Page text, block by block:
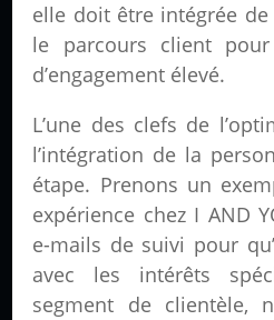
elle doit être intégrée
le parcours client
d’engagement élevé.
L’une des clefs de
l’intégration de la
étape. Prenons un
expérience chez I AND
e-mails de suivi pour
avec les intérêts
segment de clientèle,